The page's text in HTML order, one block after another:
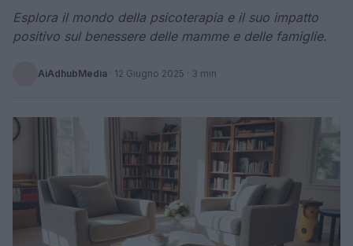
Esplora il mondo della psicoterapia e il suo impatto
positivo sul benessere delle mamme e delle famiglie.
AiAdhubMedia · 12 Giugno 2025 · 3 min